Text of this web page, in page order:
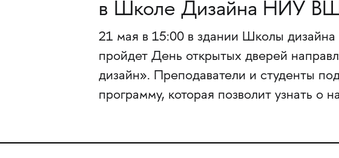
в Школе Дизайна НИУ
21 мая в 15:00 в здании Школы
пройдет День открытых дверей
дизайн». Преподаватели и студенты
программу, которая позволит узнать о